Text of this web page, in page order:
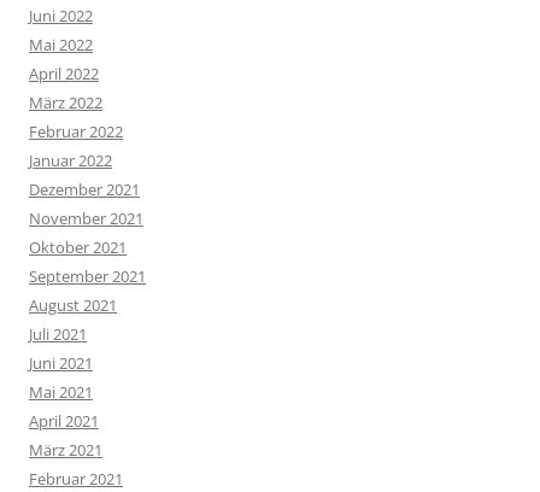
Juni 2022
Mai 2022
April 2022
März 2022
Februar 2022
Januar 2022
Dezember 2021
November 2021
Oktober 2021
September 2021
August 2021
Juli 2021
Juni 2021
Mai 2021
April 2021
März 2021
Februar 2021